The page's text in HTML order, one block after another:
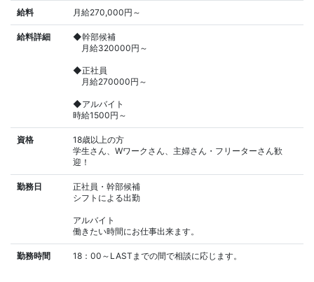
給料 月給270,000円～
給料詳細
◆幹部候補
月給320000円～
◆正社員
月給270000円～
◆アルバイト
時給1500円～
資格
18歳以上の方
学生さん、Wワークさん、主婦さん・フリーターさん歓
迎！
勤務日
正社員・幹部候補
シフトによる出勤
アルバイト
働きたい時間にお仕事出来ます。
勤務時間 18：00～LASTまでの間で相談に応じます。